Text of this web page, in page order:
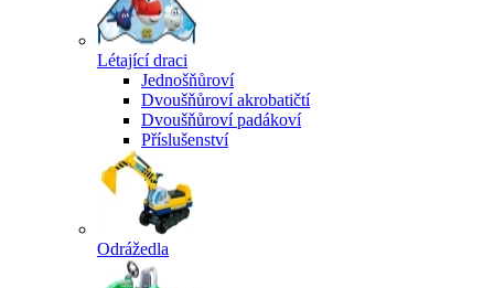
Létající draci
Jednošňůroví
Dvoušňůroví akrobatičtí
Dvoušňůroví padákoví
Příslušenství
Odrážedla